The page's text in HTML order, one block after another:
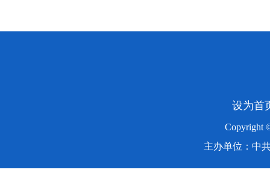
设为首
Copyright
主办单位：中